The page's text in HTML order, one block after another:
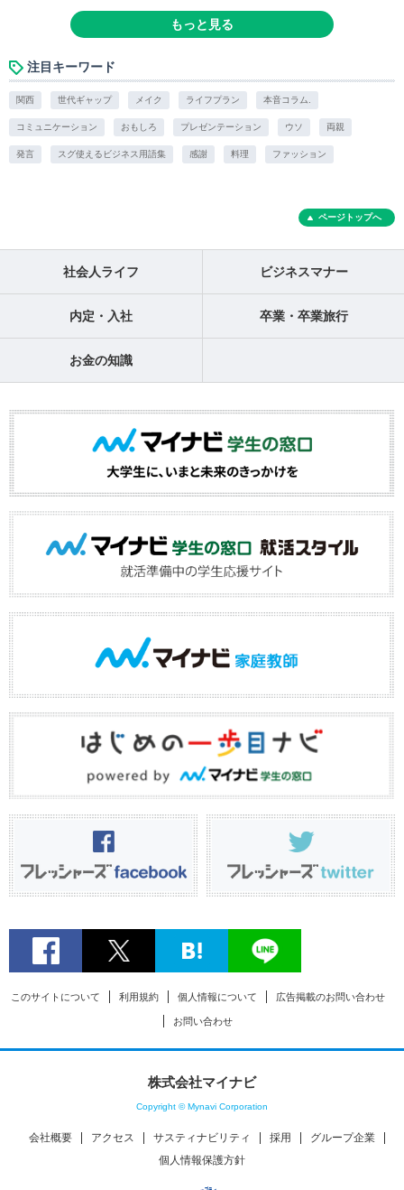
もっと見る
注目キーワード
関西 世代ギャップ メイク ライフプラン 本音コラム.
コミュニケーション おもしろ プレゼンテーション ウソ 両親
発言 スグ使えるビジネス用語集 感謝 料理 ファッション
ページトップへ
社会人ライフ ビジネスマナー
内定・入社 卒業・卒業旅行
お金の知識
このサイトについて 利用規約 個人情報について 広告掲載のお問い合わせ
お問い合わせ
株式会社マイナビ
Copyright © Mynavi Corporation
会社概要 アクセス サスティナビリティ 採用
グループ企業
個人情報保護方針